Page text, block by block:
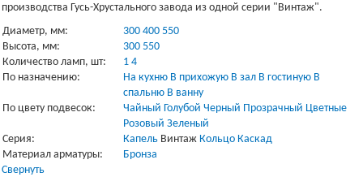
производства Гусь-Хрустального завода из одной серии "Винтаж".
Диаметр, мм:
300 400 550
Высота, мм:
300 550
Количество ламп, шт:
1 4
По назначению:
На кухню В прихожую В зал В гостиную В
спальню В ванну
По цвету подвесок:
Чайный Голубой Черный Прозрачный Цветные
Розовый Зеленый
Серия:
Капель Винтаж Кольцо Каскад
Материал арматуры:
Бронза
Свернуть